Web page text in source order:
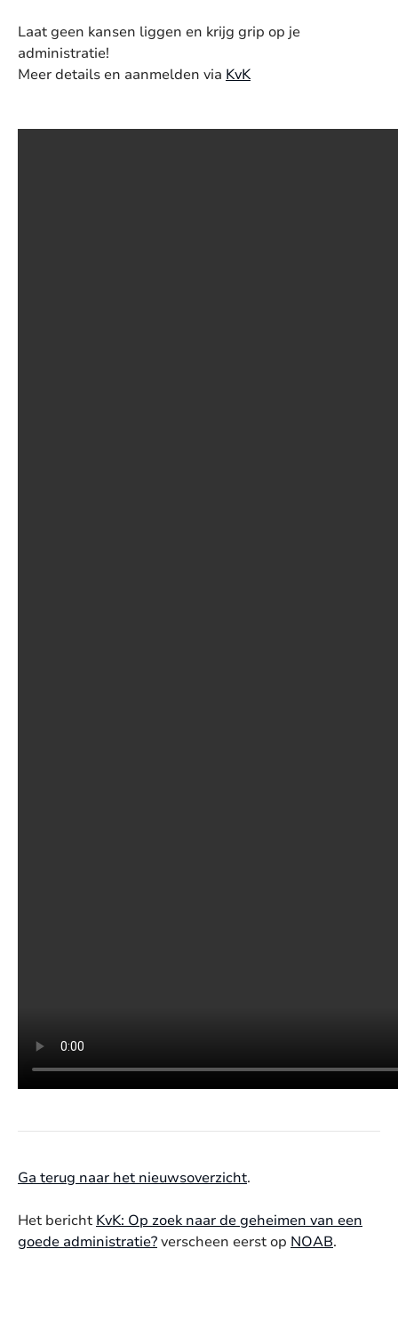
Laat geen kansen liggen en krijg grip op je
administratie!
Meer details en aanmelden via KvK
Ga terug naar het nieuwsoverzicht.
Het bericht KvK: Op zoek naar de geheimen van een
goede administratie?verscheen eerst op NOAB.